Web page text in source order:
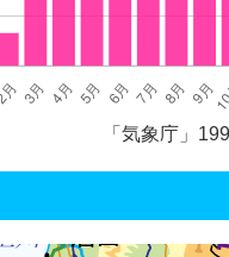
「気象庁」